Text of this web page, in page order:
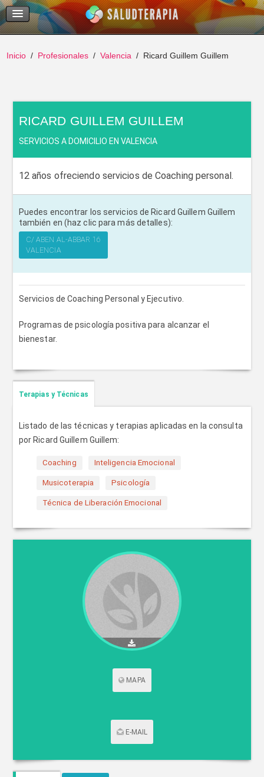
Temas Recientes
Buscar
Inicio Profesionales Valencia Ricard Guillem Guillem
RICARD GUILLEM GUILLEM
SERVICIOS A DOMICILIO EN VALENCIA
12 años ofreciendo servicios de Coaching personal.
Puedes encontrar los servicios de Ricard Guillem Guillem
también en (haz clic para más detalles):
C/ ABEN AL-ABBAR 16
VALENCIA
Servicios de Coaching Personal y Ejecutivo.
Programas de psicología positiva para alcanzar el
bienestar.
Terapias y Técnicas
Listado de las técnicas y terapias aplicadas en la consulta
por Ricard Guillem Guillem:
Coaching Inteligencia Emocional
Musicoterapia Psicología
Técnica de Liberación Emocional
MAPA
E-MAIL